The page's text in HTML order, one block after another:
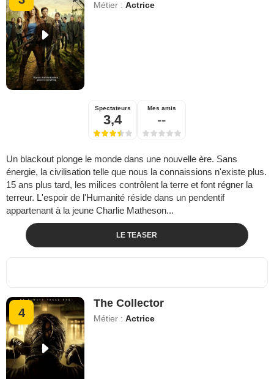
Métier :Actrice
Spectateurs
3,4
Mes amis
--
Un blackout plonge le monde dans une nouvelle ère. Sans
énergie, la civilisation telle que nous la connaissions n'existe plus.
15 ans plus tard, les milices contrôlent la terre et font régner la
terreur. L'espoir de l'Humanité réside dans un pendentif
appartenant à la jeune Charlie Matheson...
LE TEASER
4
The Collector
Métier :Actrice